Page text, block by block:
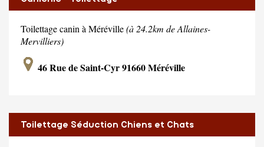
Toilettage canin à Méréville(à 24.2km de Allaines-
Mervilliers)
46 Rue de Saint-Cyr 91660 Méréville
Toilettage Séduction Chiens et Chats